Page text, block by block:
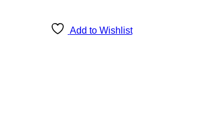
Add to Wishlist